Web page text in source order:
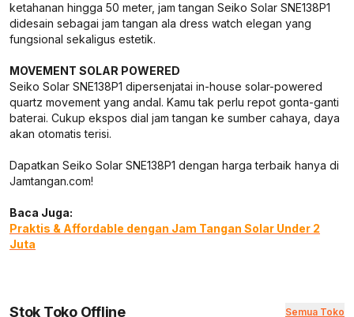
ketahanan hingga 50 meter, jam tangan Seiko Solar SNE138P1
didesain sebagai jam tangan ala dress watch elegan yang
fungsional sekaligus estetik.
MOVEMENT SOLAR POWERED
Seiko Solar SNE138P1 dipersenjatai in-house solar-powered
quartz movement yang andal. Kamu tak perlu repot gonta-ganti
baterai. Cukup ekspos dial jam tangan ke sumber cahaya, daya
akan otomatis terisi.
Dapatkan Seiko Solar SNE138P1 dengan harga terbaik hanya di
Jamtangan.com!
Baca Juga:
Praktis & Affordable dengan Jam Tangan Solar Under 2
Juta
Stok Toko Offline Semua Toko